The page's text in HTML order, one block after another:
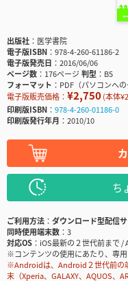
出版社
医学書院
電子版ISBN
978-4-260-61186-2
電子版発売日
2016/06/06
ページ数
176ページ判型
B5
フォーマット
PDF（パソコンへ
電子版販売価格： ¥2,750(本体
印刷版ISBN
978-4-260-01186-0
印刷版発行年月
2010/10
ち
ご利用方法
ダウンロード型配信サ
同時使用端末数
3
対応OS
iOS最新の２世代前まで
※コンテンツの使用にあたり、専
※Androidは、Android２世代前の
末（Xperia、GALAXY、AQUOS、